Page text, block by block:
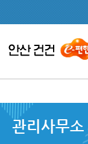
관리사무소